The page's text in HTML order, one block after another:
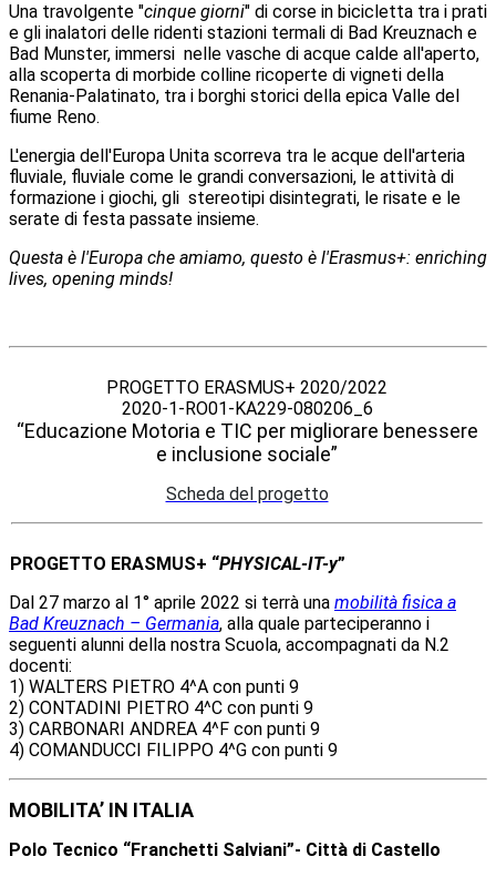
Una travolgente "cinque giorni" di corse in bicicletta tra i prati
e gli inalatori delle ridenti stazioni termali di Bad Kreuznach e
Bad Munster, immersi nelle vasche di acque calde all'aperto,
alla scoperta di morbide colline ricoperte di vigneti della
Renania-Palatinato, tra i borghi storici della epica Valle del
fiume Reno.
L'energia dell'Europa Unita scorreva tra le acque dell'arteria
fluviale, fluviale come le grandi conversazioni, le attività di
formazione i giochi, gli stereotipi disintegrati, le risate e le
serate di festa passate insieme.
Questa è l'Europa che amiamo, questo è l'Erasmus+: enriching
lives, opening minds!
PROGETTO ERASMUS+ 2020/2022
2020-1-RO01-KA229-080206_6
“Educazione Motoria e TIC per migliorare benessere
e inclusione sociale”
Scheda del progetto
PROGETTO ERASMUS+ “PHYSICAL-IT-y”
Dal 27 marzo al 1° aprile 2022 si terrà una mobilità fisica a
Bad Kreuznach – Germania, alla quale parteciperanno i
seguenti alunni della nostra Scuola, accompagnati da N.2
docenti:
1) WALTERS PIETRO 4^A con punti 9
2) CONTADINI PIETRO 4^C con punti 9
3) CARBONARI ANDREA 4^F con punti 9
4) COMANDUCCI FILIPPO 4^G con punti 9
MOBILITA’ IN ITALIA
Polo Tecnico “Franchetti Salviani”- Città di Castello